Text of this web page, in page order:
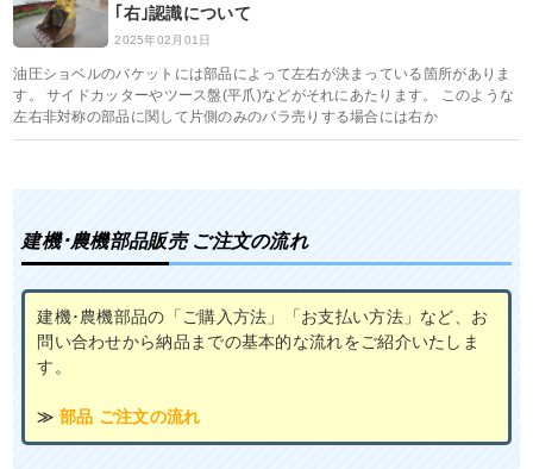
｢右｣認識について
2025年02月01日
油圧ショベルのバケットには部品によって左右が決まっている箇所がありま
す。 サイドカッターやツース盤(平爪)などがそれにあたります。 このような
左右非対称の部品に関して片側のみのバラ売りする場合には右か
建機･農機部品販売 ご注文の流れ
建機･農機部品の「ご購入方法」「お支払い方法」など、お
問い合わせから納品までの基本的な流れをご紹介いたしま
す。
≫ 部品 ご注文の流れ